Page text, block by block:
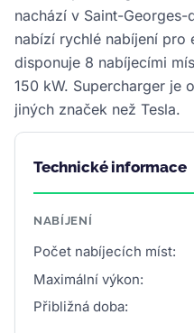
nachází v Saint-Georges-
nabízí rychlé nabíjení pro
disponuje 8 nabíjecími
150 kW. Supercharger je
jiných značek než Tesla.
Technické informace
NABÍJENÍ
Počet nabíjecích míst:
Maximální výkon:
Přibližná doba: